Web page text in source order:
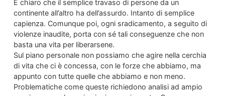
È chiaro che il semplice travaso di persone da un
continente all’altro ha dell’assurdo. Intanto di semplice
capienza. Comunque poi, ogni sradicamento, a seguito di
violenze inaudite, porta con sé tali conseguenze che non
basta una vita per liberarsene.
Sul piano personale non possiamo che agire nella cerchia
di vita che ci è concessa, con le forze che abbiamo, ma
appunto con tutte quelle che abbiamo e non meno.
Problematiche come queste richiedono analisi ad ampio